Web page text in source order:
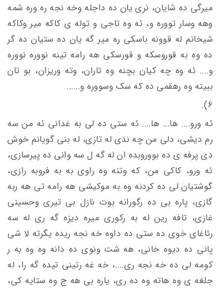
میرگی ده شایان، نری یان ده داجله وخه نجه ره وره شمه
وهه وسار تووره و، ئه وه تاجی و توله ی كاكه مير وكاکه
شيخانم له قوونه باسکی ره مير گه یان ده ستیان ده گر
ده وه به قوروسکه و قورسکی هه رامه تینه نووره نووره
و.... ئه وه چه کیان بچنه وه تاران، وته وریزان، بو تان
ببیته وه رهقمی ده که سک وسووره و......
6).
ئه ورو.... ها... ها.... ئه ستی ده لی به غدانی ئه من سه
رم دیشی، دلی من چه ندی له تازی، له بنی گویانم خوش
دی پرفه ی ده بووروبده ان له گه ل سه وانی ده پیرسازی،
ئه ورو، کاکی من، که وتنه وه راوی به به فروبه رازی،
گوشتیان لی ده کردنه وه به موکیشی هه رامه تی هه ربه
گازی، پاره بی ده رگورانه بوت نازل بی تیری وحسینی
غازی، تافه رین له به رکوری میره دیزه گه ری له سه
رئاغای خوی ده ستی ده داوه خه نجه ریده یگرته لا شی
پانی ده دیوه خانی، هه شت ونوى ده دانه وه وه به ر
کومه لی ده خه نجه ری....، خه غه رتینی تیده گه را، له
جلغه ی وه هاته وه ده ری، یاره بی هه ج وه ستایه کی،